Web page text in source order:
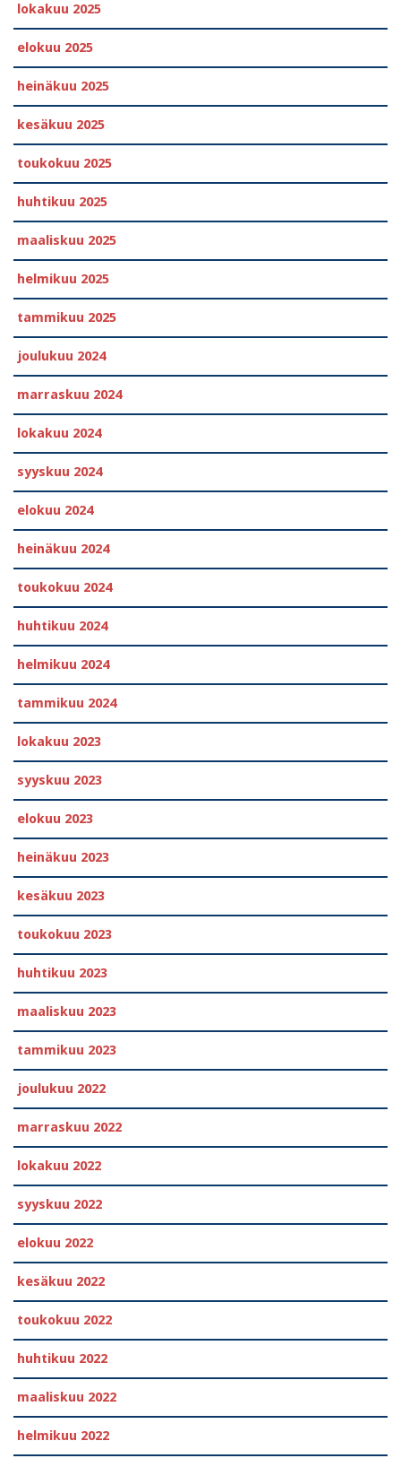
lokakuu 2025
elokuu 2025
heinäkuu 2025
kesäkuu 2025
toukokuu 2025
huhtikuu 2025
maaliskuu 2025
helmikuu 2025
tammikuu 2025
joulukuu 2024
marraskuu 2024
lokakuu 2024
syyskuu 2024
elokuu 2024
heinäkuu 2024
toukokuu 2024
huhtikuu 2024
helmikuu 2024
tammikuu 2024
lokakuu 2023
syyskuu 2023
elokuu 2023
heinäkuu 2023
kesäkuu 2023
toukokuu 2023
huhtikuu 2023
maaliskuu 2023
tammikuu 2023
joulukuu 2022
marraskuu 2022
lokakuu 2022
syyskuu 2022
elokuu 2022
kesäkuu 2022
toukokuu 2022
huhtikuu 2022
maaliskuu 2022
helmikuu 2022